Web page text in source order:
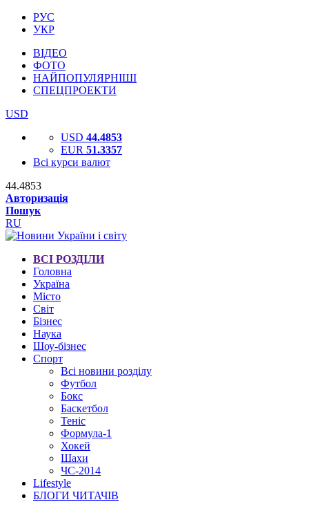
РУС
УКР
ВІДЕО
ФОТО
НАЙПОПУЛЯРНІШІ
СПЕЦПРОЕКТИ
USD
USD 44.4853
EUR 51.3357
Всі курси валют
44.4853
Авторизація
Пошук
RU
ВСІ РОЗДІЛИ
Головна
Україна
Місто
Світ
Бізнес
Наука
Шоу-бізнес
Спорт
Всі новини розділу
Футбол
Бокс
Баскетбол
Теніс
Формула-1
Хокей
Шахи
ЧС-2014
Lifestyle
БЛОГИ ЧИТАЧІВ